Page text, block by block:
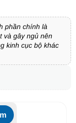
phần chính là
và gây ngủ nên
kinh cục bộ khác